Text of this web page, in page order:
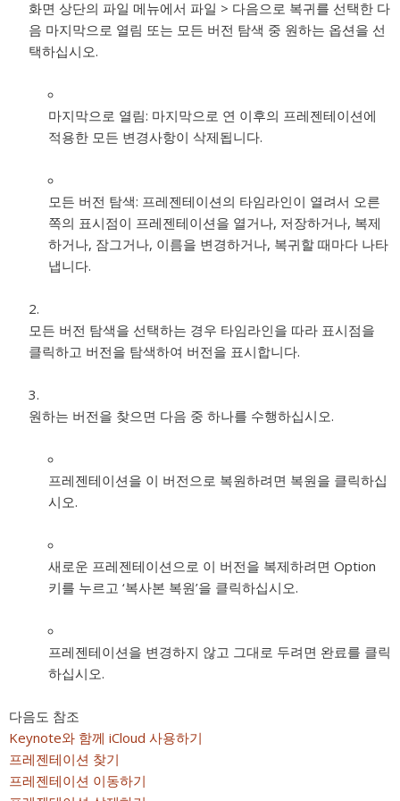
화면 상단의 파일 메뉴에서 파일 > 다음으로 복귀를 선택한 다
음 마지막으로 열림 또는 모든 버전 탐색 중 원하는 옵션을 선
택하십시오.
마지막으로 열림: 마지막으로 연 이후의 프레젠테이션에
적용한 모든 변경사항이 삭제됩니다.
모든 버전 탐색: 프레젠테이션의 타임라인이 열려서 오른
쪽의 표시점이 프레젠테이션을 열거나, 저장하거나, 복제
하거나, 잠그거나, 이름을 변경하거나, 복귀할 때마다 나타
냅니다.
모든 버전 탐색을 선택하는 경우 타임라인을 따라 표시점을
클릭하고 버전을 탐색하여 버전을 표시합니다.
원하는 버전을 찾으면 다음 중 하나를 수행하십시오.
프레젠테이션을 이 버전으로 복원하려면 복원을 클릭하십
시오.
새로운 프레젠테이션으로 이 버전을 복제하려면 Option
키를 누르고 ‘복사본 복원’을 클릭하십시오.
프레젠테이션을 변경하지 않고 그대로 두려면 완료를 클릭
하십시오.
다음도 참조
Keynote와 함께 iCloud 사용하기
프레젠테이션 찾기
프레젠테이션 이동하기